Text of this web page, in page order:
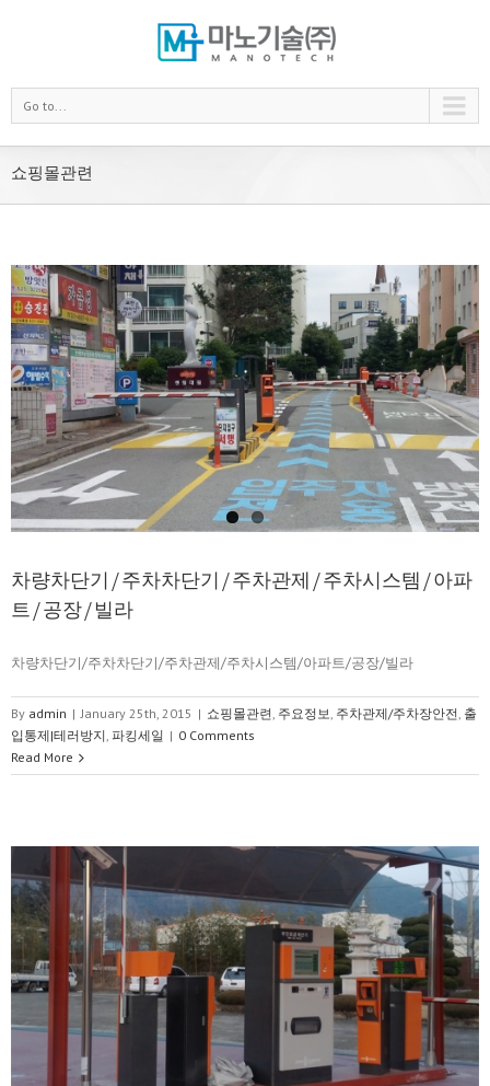
Go to...
쇼핑몰관련
차량차단기/주차차단기/주차관제/주차시스템/아파
트/공장/빌라
차량차단기/주차차단기/주차관제/주차시스템/아파트/공장/빌라
By admin | January 25th, 2015 | 쇼핑몰관련 주요정보 주차관제/주차장안전 출
입통제|테러방지 파킹세일 | 0 Comments
Read More